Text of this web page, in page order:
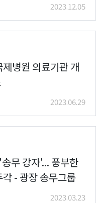
2023.12.05
병원 의료기관 개
2023.06.29
무 강자'... 풍부한
- 광장 송무그룹
2023.03.23